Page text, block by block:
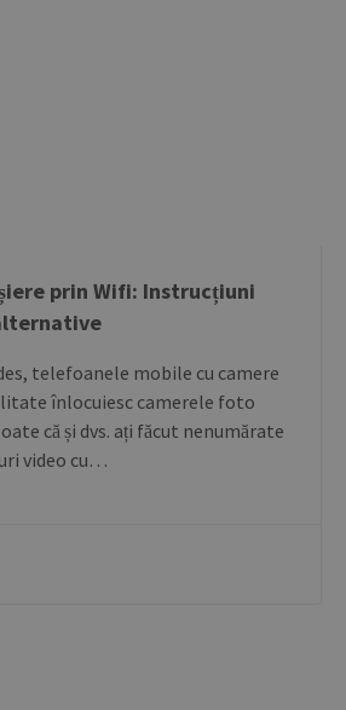
prin Wifi: Instrucțiuni
telefoanele mobile cu camere
înlocuiesc camerele foto
că și dvs. ați făcut nenumărate
video cu…